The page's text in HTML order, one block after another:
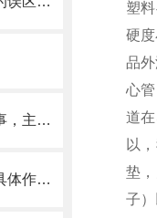
贝克曼超速离心管粘皮怎么回事，主要原因如下
贝克曼离心瓶的优点有哪些，具体作用呢
塑
硬
品
心
道
以
垫
子